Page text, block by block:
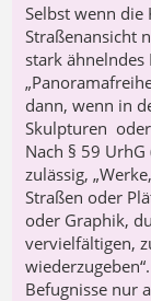
Selbst wenn die
Straßenansicht
stark
dann, wenn in
Skulpturen
Nach § 59
zulässig,
Straßen oder
oder Graphik,
vervielfältigen,
Befugnisse nur